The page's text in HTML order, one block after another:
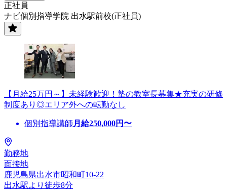
正社員
ナビ個別指導学院 出水駅前校(正社員)
【月給25万円～】未経験歓迎！塾の教室長募集★充実の研修
制度あり◎エリア外への転勤なし
個別指導講師 月給250,000円〜
勤務地
面接地
鹿児島県出水市昭和町10-22
出水駅より徒歩8分